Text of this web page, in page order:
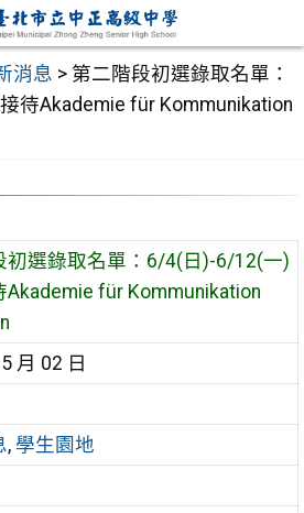
消息 > 第二階段初選錄取名單：
待Akademie für Kommunikation
初選錄取名單：6/4(日)-6/12(一)
Akademie für Kommunikation
月 02 日
, 學生園地